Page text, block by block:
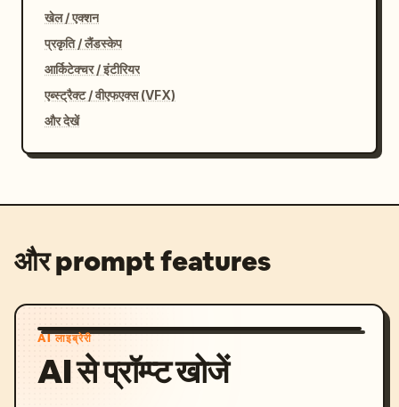
खेल / एक्शन
प्रकृति / लैंडस्केप
आर्किटेक्चर / इंटीरियर
एब्स्ट्रैक्ट / वीएफएक्स (VFX)
और देखें
और prompt features
AI लाइब्रेरी
AI से प्रॉम्प्ट खोजें